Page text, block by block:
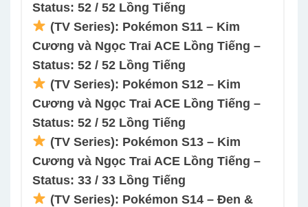
Status: 52 / 52 Lồng Tiếng
(TV Series): Pokémon S11 – Kim
Cương và Ngọc Trai ACE Lồng Tiếng –
Status: 52 / 52 Lồng Tiếng
(TV Series): Pokémon S12 – Kim
Cương và Ngọc Trai ACE Lồng Tiếng –
Status: 52 / 52 Lồng Tiếng
(TV Series): Pokémon S13 – Kim
Cương và Ngọc Trai ACE Lồng Tiếng –
Status: 33 / 33 Lồng Tiếng
(TV Series): Pokémon S14 – Đen &